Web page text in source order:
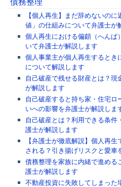
【個人再生】まだ辞めないの
値」の仕組みについて弁護士が
個人再生における偏頗（へんぱ
いて弁護士が解説します
個人事業主が個人再生するとき
について解説します
自己破産で残せる財産とは？
が解説します
自己破産すると持ち家・住宅ロ
いへの影響を弁護士が解説しま
自己破産とは？利用できる条
護士が解説します
【弁護士が徹底解説】個人再
される？引き揚げリスクと愛車
債務整理を家族に内緒で進める
護士が解説します
不動産投資に失敗してしまった